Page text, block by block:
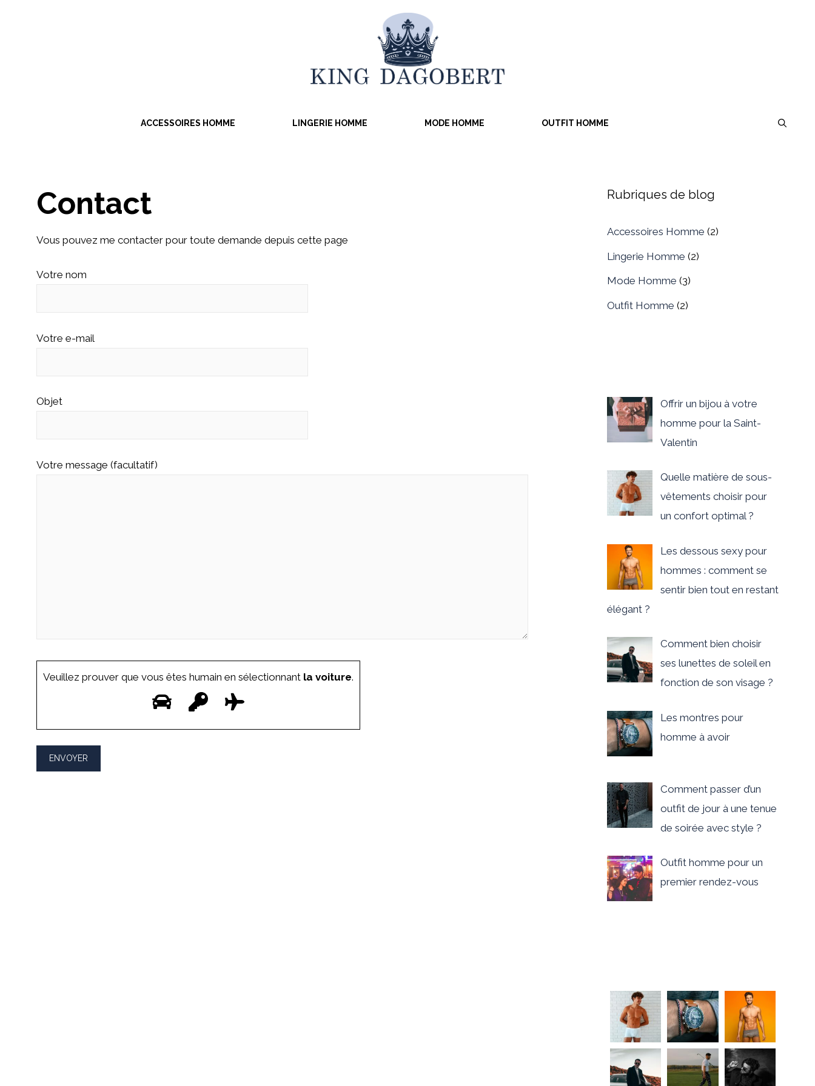
ACCESSOIRES HOMME LINGERIE HOMME MODE HOMME OUTFIT HOMME
Contact
Vous pouvez me contacter pour toute demande depuis cette page
Votre nom
Votre e-mail
Objet
Votre message (facultatif)
Veuillez prouver que vous êtes humain en sélectionnant la voiture.
Rubriques de blog
Accessoires Homme (2)
Lingerie Homme (2)
Mode Homme (3)
Outfit Homme (2)
Offrir un bijou à votre
homme pour la Saint-
Valentin
Quelle matière de sous-
vêtements choisir pour
un confort optimal ?
Les dessous sexy pour
hommes : comment se
sentir bien tout en restant
élégant ?
Comment bien choisir
ses lunettes de soleil en
fonction de son visage ?
Les montres pour
homme à avoir
Comment passer d’un
outfit de jour à une tenue
de soirée avec style ?
Outfit homme pour un
premier rendez-vous